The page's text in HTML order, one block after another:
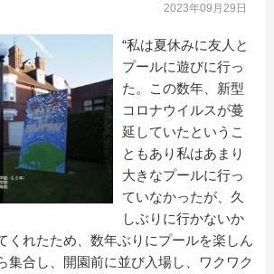
2023年09月29日
“私は夏休みに友人と
プールに遊びに行っ
た。この数年、新型
コロナウイルスが蔓
延していたというこ
ともあり私はあまり
大きなプールに行っ
ていなかったが、久
しぶりに行かないか
くれたため、数年ぶりにプールを楽しん
集合し、開園前に並び入場し、ワクワク